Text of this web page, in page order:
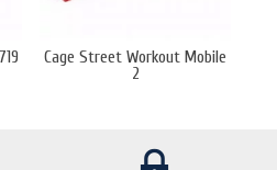
Cage Street Workout Mobile
2